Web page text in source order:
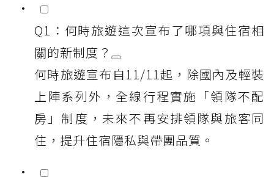
Q1：何時旅遊這次宣布了哪項與住宿相
關的新制度？
何時旅遊宣布自11/11起，除國內及輕裝
上陣系列外，全線行程實施「領隊不配
房」制度，未來不再安排領隊與旅客同
住，提升住宿隱私與帶團品質。